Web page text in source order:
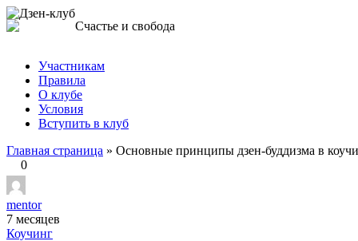
Перейти
к
Дзен-клуб
Счастье и свобода
Участникам
Правила
О клубе
Условия
Вступить в клуб
Главная страница » Основные принципы дзен-буддизма в
0
mentor
7 месяцев
Коучинг